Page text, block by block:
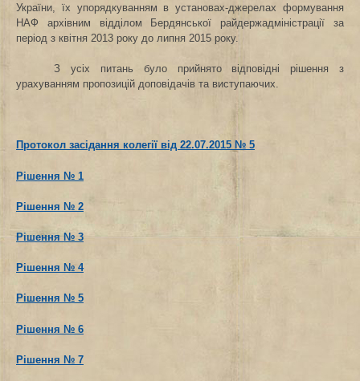
України, їх упорядкуванням в установах-джерелах формування
НАФ архівним відділом Бердянської райдержадміністрації за
період з квітня 2013 року до липня 2015 року.
З усіх питань було прийнято відповідні рішення з
урахуванням пропозицій доповідачів та виступаючих.
Протокол засідання колегії від 22.07.2015 № 5
Рішення № 1
Рішення № 2
Рішення № 3
Рішення № 4
Рішення № 5
Рішення № 6
Рішення № 7